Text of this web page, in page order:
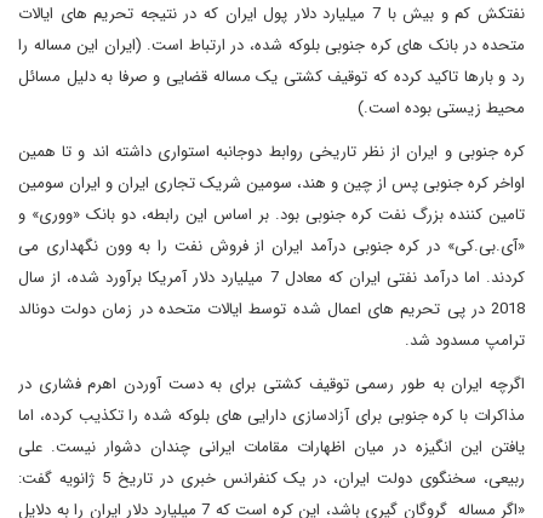
نفتکش کم و بیش با 7 میلیارد دلار پول ایران که در نتیجه تحریم های ایالات
متحده در بانک های کره جنوبی بلوکه شده، در ارتباط است. (ایران این مساله را
رد و بارها تاکید کرده که توقیف کشتی یک مساله قضایی و صرفا به دلیل مسائل
محیط زیستی بوده است.)
کره جنوبی و ایران از نظر تاریخی روابط دوجانبه استواری داشته اند و تا همین
اواخر کره جنوبی پس از چین و هند، سومین شریک تجاری ایران و ایران سومین
تامین کننده بزرگ نفت کره جنوبی بود. بر اساس این رابطه، دو بانک «ووری» و
«آی.بی.کی» در کره جنوبی درآمد ایران از فروش نفت را به وون نگهداری می
کردند. اما درآمد نفتی ایران که معادل 7 میلیارد دلار آمریکا برآورد شده، از سال
2018 در پی تحریم های اعمال شده توسط ایالات متحده در زمان دولت دونالد
ترامپ مسدود شد.
اگرچه ایران به طور رسمی توقیف کشتی برای به دست آوردن اهرم فشاری در
مذاکرات با کره جنوبی برای آزادسازی دارایی های بلوکه شده را تکذیب کرده، اما
یافتن این انگیزه در میان اظهارات مقامات ایرانی چندان دشوار نیست. علی
ربیعی، سخنگوی دولت ایران، در یک کنفرانس خبری در تاریخ 5 ژانویه گفت:
«اگر مساله گروگان گیری باشد، این کره است که 7 میلیارد دلار ایران را به دلایل